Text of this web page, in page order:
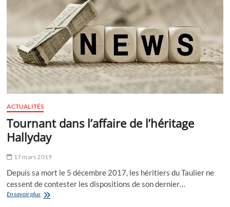
choisir ?
ACTUALITÉS
Tournant dans l’affaire de l’héritage
Hallyday
17 mars 2019
Depuis sa mort le 5 décembre 2017, les héritiers du Taulier ne
cessent de contester les dispositions de son dernier…
En savoir plusTournant